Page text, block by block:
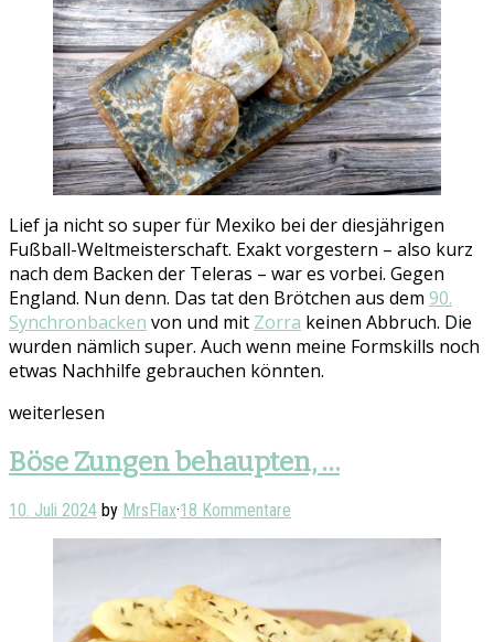
Lief ja nicht so super für Mexiko bei der diesjährigen
Fußball-Weltmeisterschaft. Exakt vorgestern – also kurz
nach dem Backen der Teleras – war es vorbei. Gegen
England. Nun denn. Das tat den Brötchen aus dem 90.
Synchronbacken von und mit Zorra keinen Abbruch. Die
wurden nämlich super. Auch wenn meine Formskills noch
etwas Nachhilfe gebrauchen könnten.
weiterlesen
Böse Zungen behaupten, …
10. Juli 2024 by MrsFlax·18 Kommentare